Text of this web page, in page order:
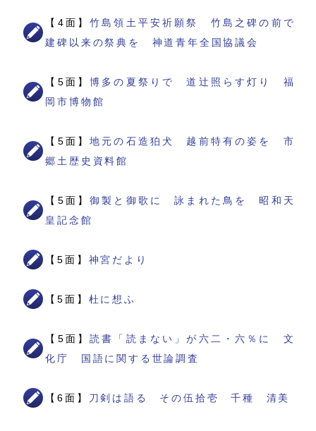
【4面】竹島領土平安祈願祭 竹島之碑の前で
建碑以来の祭典を 神道青年全国協議会
【5面】博多の夏祭りで 道辻照らす灯り 福
岡市博物館
【5面】地元の石造狛犬 越前特有の姿を 市
郷土歴史資料館
【5面】御製と御歌に 詠まれた鳥を 昭和天
皇記念館
【5面】 神宮だより
【5面】 杜に想ふ
【5面】読書「読まない」が六二・六％に 文
化庁 国語に関する世論調査
【6面】 刀剣は語る その伍拾壱 千種 清美